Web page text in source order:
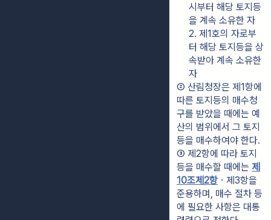
시부터 해당 토지등
을 계속 소유한 자
2. 제1호의 자로부
터 해당 토지등을 상
속받아 계속 소유한
자
② 산림청장은 제1항에
따른 토지등의 매수청
구를 받았을 때에는 예
산의 범위에서 그 토지
등을 매수하여야 한다.
③ 제2항에 따라 토지
등을 매수할 때에는 제
10조제2항 ㆍ제3항을
준용하며, 매수 절차 등
에 필요한 사항은 대통